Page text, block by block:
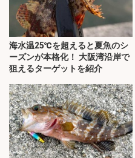
海水温25℃を超えると夏魚のシ
ーズンが本格化！ 大阪湾沿岸で
狙えるターゲットを紹介